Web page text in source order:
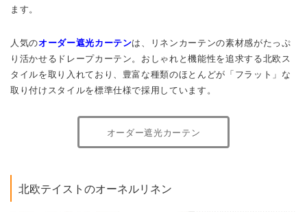
ます。
人気のオーダー遮光カーテンは、リネンカーテンの素材感がたっぷ
り活かせるドレープカーテン。おしゃれと機能性を追求する北欧ス
タイルを取り入れており、豊富な種類のほとんどが「フラット」な
取り付けスタイルを標準仕様で採用しています。
オーダー遮光カーテン
北欧テイストのオーネルリネン